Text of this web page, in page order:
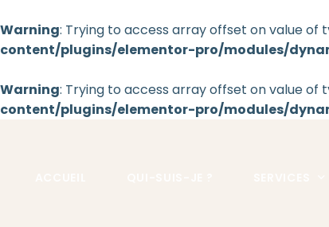
Warning: Trying to access array offset on value of
content/plugins/elementor-pro/modules/
Warning: Trying to access array offset on value of
content/plugins/elementor-pro/modules/
Aller au
contenu